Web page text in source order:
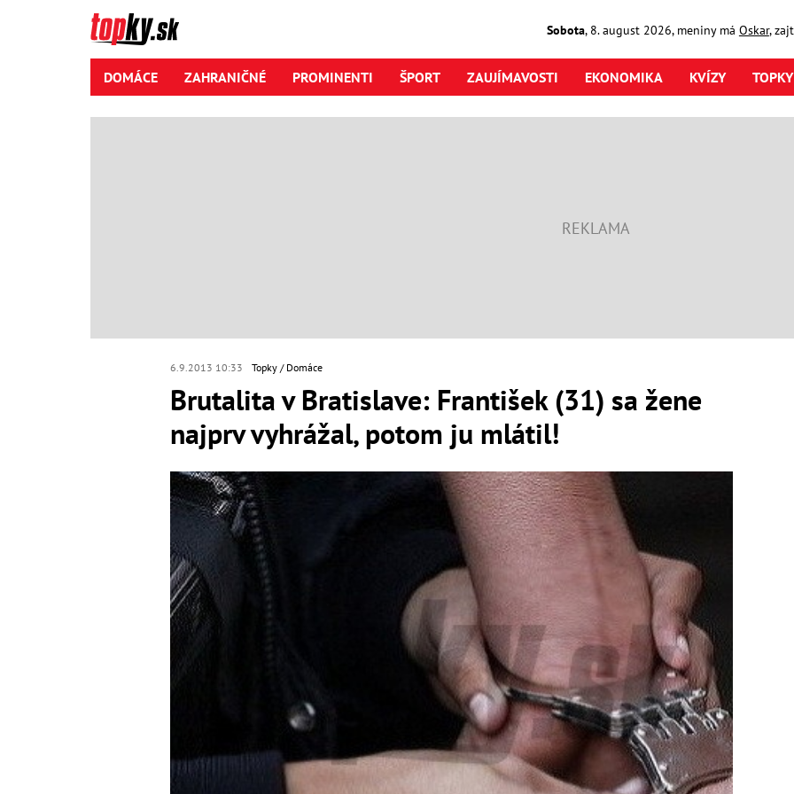
Sobota, 8. august2026, meniny má Oskar,
DOMÁCE ZAHRANIČNÉ PROMINENTI ŠPORT ZAUJÍMAVOSTI EKONOMIKA KVÍZY
6.9.2013 10:33 Topky Domáce
Brutalita v Bratislave: František (31) sa žene
najprv vyhrážal, potom ju mlátil!